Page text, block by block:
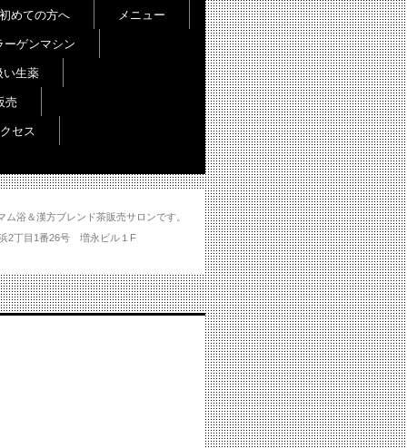
浴＆漢方ブレンド茶販売サロンです。
州浜2丁目1番26号 増永ビル１F
めての方へ メニュー
ーゲンマシン
い生薬
売
セス